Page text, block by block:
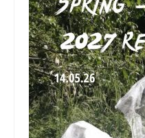
Idioma: